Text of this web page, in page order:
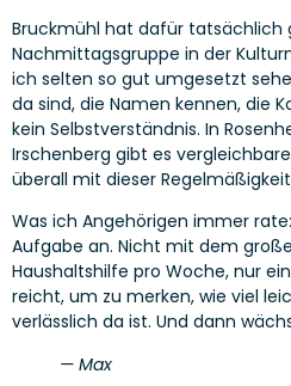
Bruckmühl hat dafür tatsächlich
Nachmittagsgruppe in der
ich selten so gut umgesetzt
da sind, die Namen kennen, die
kein Selbstverständnis. In
Irschenberg gibt es
überall mit dieser
Was ich Angehörigen immer
Aufgabe an. Nicht mit dem
Haushaltshilfe pro Woche, nur
reicht, um zu merken, wie viel
verlässlich da ist. Und dann
— Max